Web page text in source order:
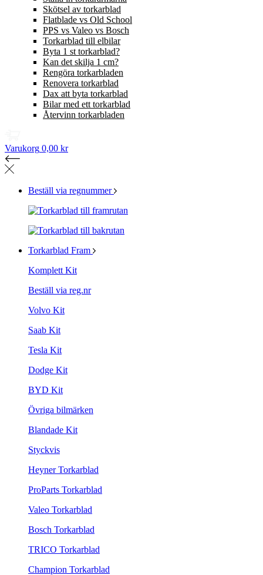
Skötsel av torkarblad
Flatblade vs Old School
PPS vs Valeo vs Bosch
Torkarblad till elbilar
Byta 1 st torkarblad?
Kan det skilja 1 cm?
Rengöra torkarbladen
Renovera torkarblad
Dax att byta torkarblad
Bilar med ett torkarblad
Återvinn torkarbladen
Varukorg 0,00 kr
Beställ via regnummer
Torkarblad Fram
Komplett Kit
Beställ via reg.nr
Volvo Kit
Saab Kit
Tesla Kit
Dodge Kit
BYD Kit
Övriga bilmärken
Blandade Kit
Styckvis
Heyner Torkarblad
ProParts Torkarblad
Valeo Torkarblad
Bosch Torkarblad
TRICO Torkarblad
Champion Torkarblad